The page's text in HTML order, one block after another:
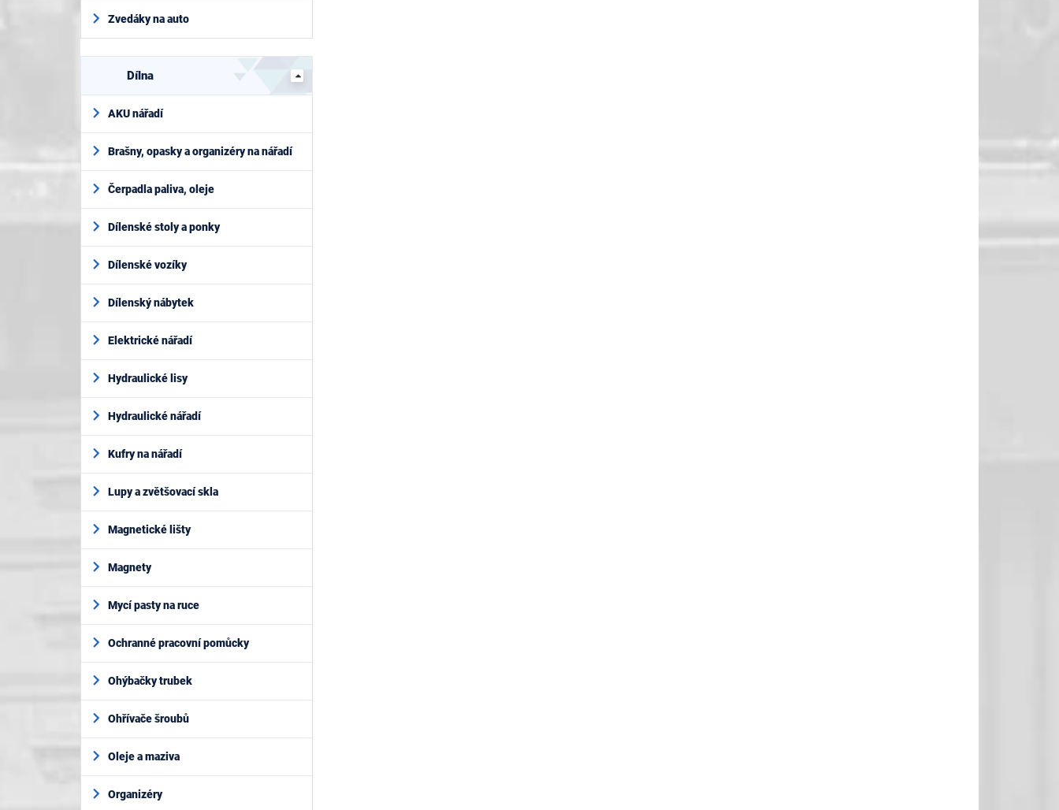
Zvedáky na auto
Dílna
AKU nářadí
Brašny, opasky a organizéry na nářadí
Čerpadla paliva, oleje
Dílenské stoly a ponky
Dílenské vozíky
Dílenský nábytek
Elektrické nářadí
Hydraulické lisy
Hydraulické nářadí
Kufry na nářadí
Lupy a zvětšovací skla
Magnetické lišty
Magnety
Mycí pasty na ruce
Ochranné pracovní pomůcky
Ohýbačky trubek
Ohřívače šroubů
Oleje a maziva
Organizéry